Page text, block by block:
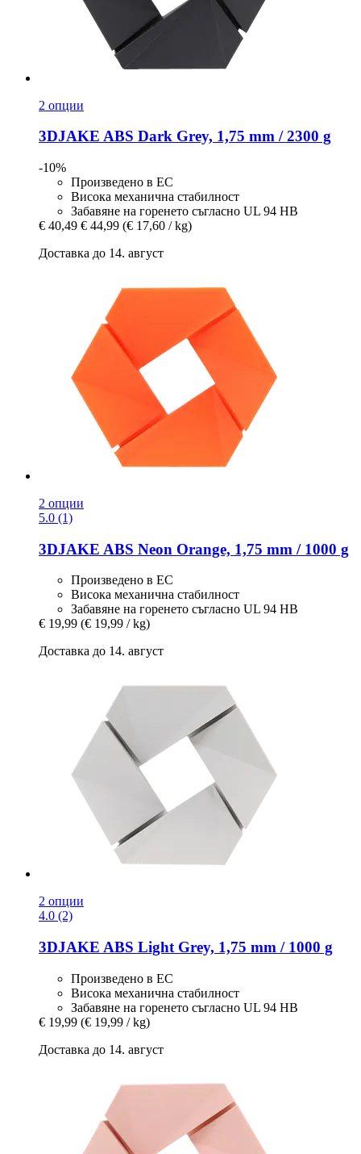
2 опции
3DJAKE ABS Dark Grey, 1,75 mm / 2300 g
-10%
Произведено в ЕС
Висока механична стабилност
Забавяне на горенето съгласно UL 94 HB
€ 40,49 € 44,99 (€ 17,60 / kg)
Доставка до 14. август
2 опции
5.0 (1)
3DJAKE ABS Neon Orange, 1,75 mm / 1000 g
Произведено в ЕС
Висока механична стабилност
Забавяне на горенето съгласно UL 94 HB
€ 19,99 (€ 19,99 / kg)
Доставка до 14. август
2 опции
4.0 (2)
3DJAKE ABS Light Grey, 1,75 mm / 1000 g
Произведено в ЕС
Висока механична стабилност
Забавяне на горенето съгласно UL 94 HB
€ 19,99 (€ 19,99 / kg)
Доставка до 14. август